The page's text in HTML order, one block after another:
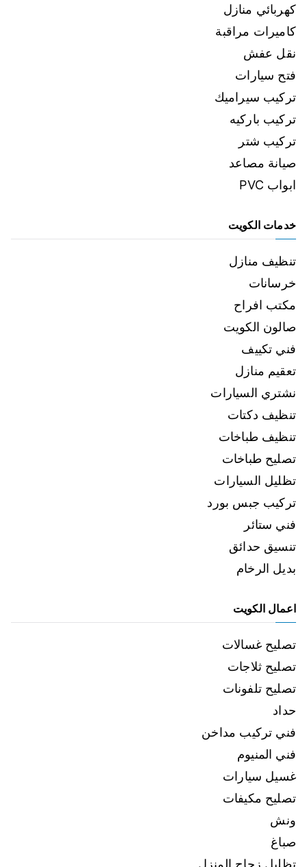
كهربائي منازل
كاميرات مراقبة
نقل عفش
فتح سيارات
تركيب سيراميك
تركيب باركيه
تركيب شتر
صيانة مصاعد
ابواب PVC
خدمات الكويت
تنظيف منازل
خرسانات
مكتب افراح
صالون الكويت
فني تكييف
تعقيم منازل
نشتري السيارات
تنظيف دكتات
تنظيف طباخات
تصليح طباخات
تظليل السيارات
تركيب جبس بورد
فني ستائر
تنسيق حدائق
بديل الرخام
اعمال الكويت
تصليح غسالات
تصليح ثلاجات
تصليح تلفونات
حداد
فني تركيب مداخن
فني المنيوم
غسيل سيارات
تصليح مكيفات
ونش
صباغ
تظليل زجاج المنزل